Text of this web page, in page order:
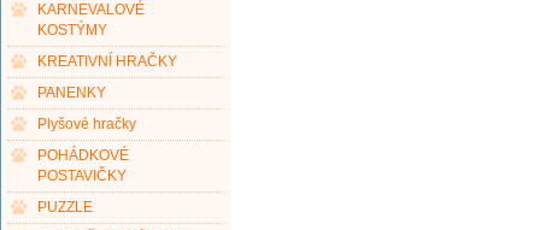
KARNEVALOVÉ
KOSTÝMY
KREATIVNÍ HRAČKY
PANENKY
Plyšové hračky
POHÁDKOVÉ
POSTAVIČKY
PUZZLE